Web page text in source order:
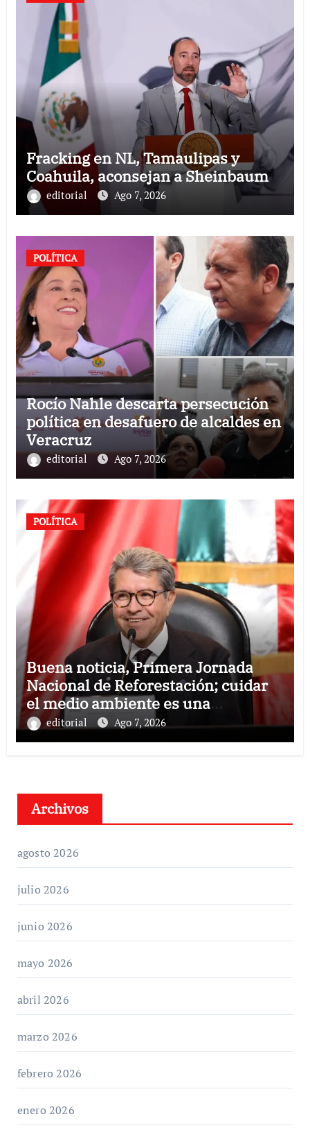
Fracking en NL, Tamaulipas y
Coahuila, aconsejan a Sheinbaum
editorial Ago 7, 2026
POLÍTICA
Rocío Nahle descarta persecución
política en desafuero de alcaldes en
Veracruz
editorial Ago 7, 2026
POLÍTICA
Buena noticia, Primera Jornada
Nacional de Reforestación; cuidar
el medio ambiente es una
responsabilidad compartida:
Ricardo Monreal
editorial Ago 7, 2026
Archivos
agosto 2026
julio 2026
junio 2026
mayo 2026
abril 2026
marzo 2026
febrero 2026
enero 2026